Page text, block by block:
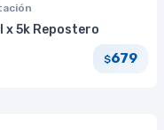
x 5k Repostero
$679